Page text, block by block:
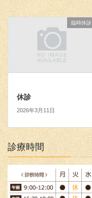
臨時休診
休診
2026年3月11日
診療時間